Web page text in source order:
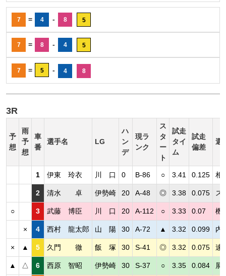
7 = 4 - 8 5
7 = 8 - 4 5
7 = 5 - 4 8
3R
予
想
雨
予
想
車
番
選手名 LG
ハ
ン
デ
現ラ
ンク
ス
タ
ー
ト
試走
タイ
ム
試走
偏差
選
1 伊東 玲衣 川 口 0 B-86 ○ 3.41 0.125 相
2 清水 卓 伊勢崎 20 A-48 ◎ 3.38 0.075 ス
○ 3 武藤 博臣 川 口 20 A-112 ○ 3.33 0.07 機
× 4 西村 龍太郎 山 陽 30 A-72 ▲ 3.32 0.099 内
× ▲ 5 久門 徹 飯 塚 30 S-41 ◎ 3.32 0.075 速
▲ △ 6 西原 智昭 伊勢崎 30 S-37 ○ 3.35 0.084 展